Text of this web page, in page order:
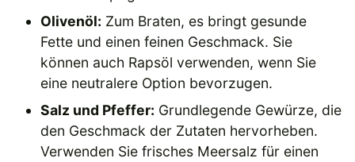
Olivenöl: Zum Braten, es bringt gesunde
Fette und einen feinen Geschmack. Sie
können auch Rapsöl verwenden, wenn Sie
eine neutralere Option bevorzugen.
Salz und Pfeffer: Grundlegende Gewürze, die
den Geschmack der Zutaten hervorheben.
Verwenden Sie frisches Meersalz für einen